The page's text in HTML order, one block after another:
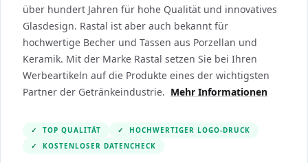
über hundert Jahren für hohe Qualität und innovatives
Glasdesign. Rastal ist aber auch bekannt für
hochwertige Becher und Tassen aus Porzellan und
Keramik. Mit der Marke Rastal setzen Sie bei Ihren
Werbeartikeln auf die Produkte eines der wichtigsten
Partner der Getränkeindustrie. Mehr Informationen
✓ TOP QUALITÄT ✓
HOCHWERTIGER LOGO-DRUCK
✓
KOSTENLOSER DATENCHECK